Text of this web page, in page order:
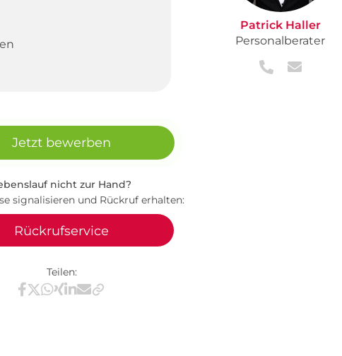
Patrick Haller
Personalberater
Jetzt bewerben
nicht zur Hand?
signalisieren und Rückruf erhalten:
Rückrufservice
Teilen:
Teilen via Facebook
Teilen via X / Twitter
Teilen via WhatsApp
Teilen via Xing
Teilen via LinkedIn
Teilen via E-Mail